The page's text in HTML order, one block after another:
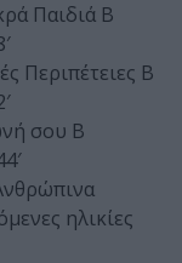
Παιδιά Β
Περιπέτειες Β
σου Β
ηλικίες